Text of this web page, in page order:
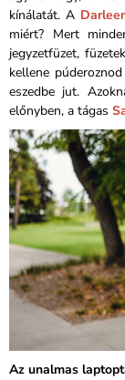
kínálatát. A
miért? Mert
jegyzetfüzet,
kellene
eszedbe jut.
előnyben, a tágas
Az unalmas